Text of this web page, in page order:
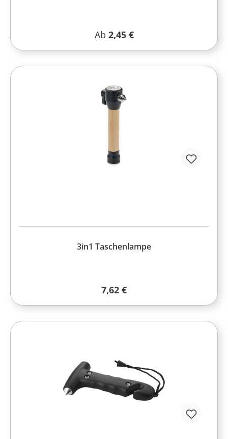
Regulärer Preis:
Ab 2,45 €
3in1 Taschenlampe
Regulärer Preis:
7,62 €